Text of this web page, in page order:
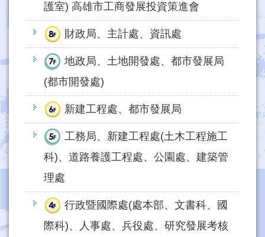
護室) 高雄市工商發展投資策進會
財政局、主計處、資訊處
地政局、土地開發處、都市發展局
(都市開發處)
新建工程處、都市發展局
工務局、新建工程處(土木工程施工
科)、道路養護工程處、公園處、建築管
理處
行政暨國際處(處本部、文書科、國
際科)、人事處、兵役處、研究發展考核